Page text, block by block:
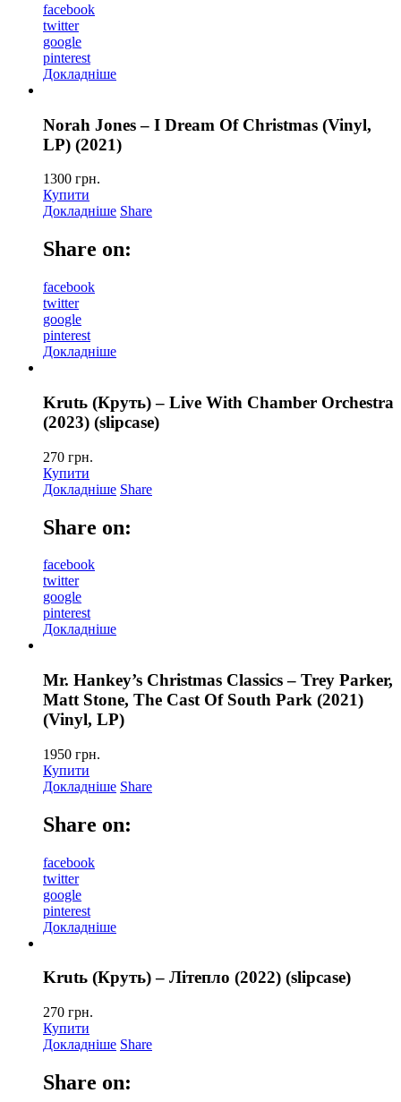
facebook
twitter
google
pinterest
Докладніше
Norah Jones – I Dream Of Christmas (Vinyl,
LP) (2021)
1300 грн.
Купити
Докладніше Share
Share on:
facebook
twitter
google
pinterest
Докладніше
Krutь (Круть) – Live With Chamber Orchestra
(2023) (slipcase)
270 грн.
Купити
Докладніше Share
Share on:
facebook
twitter
google
pinterest
Докладніше
Mr. Hankey’s Christmas Classics – Trey Parker,
Matt Stone, The Cast Of South Park (2021)
(Vinyl, LP)
1950 грн.
Купити
Докладніше Share
Share on:
facebook
twitter
google
pinterest
Докладніше
Krutь (Круть) – Літепло (2022) (slipcase)
270 грн.
Купити
Докладніше Share
Share on: